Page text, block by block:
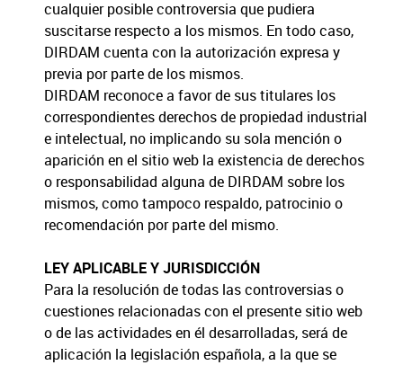
cualquier posible controversia que pudiera
suscitarse respecto a los mismos. En todo caso,
DIRDAM cuenta con la autorización expresa y
previa por parte de los mismos.
DIRDAM reconoce a favor de sus titulares los
correspondientes derechos de propiedad industrial
e intelectual, no implicando su sola mención o
aparición en el sitio web la existencia de derechos
o responsabilidad alguna de DIRDAM sobre los
mismos, como tampoco respaldo, patrocinio o
recomendación por parte del mismo.
LEY APLICABLE Y JURISDICCIÓN
Para la resolución de todas las controversias o
cuestiones relacionadas con el presente sitio web
o de las actividades en él desarrolladas, será de
aplicación la legislación española, a la que se